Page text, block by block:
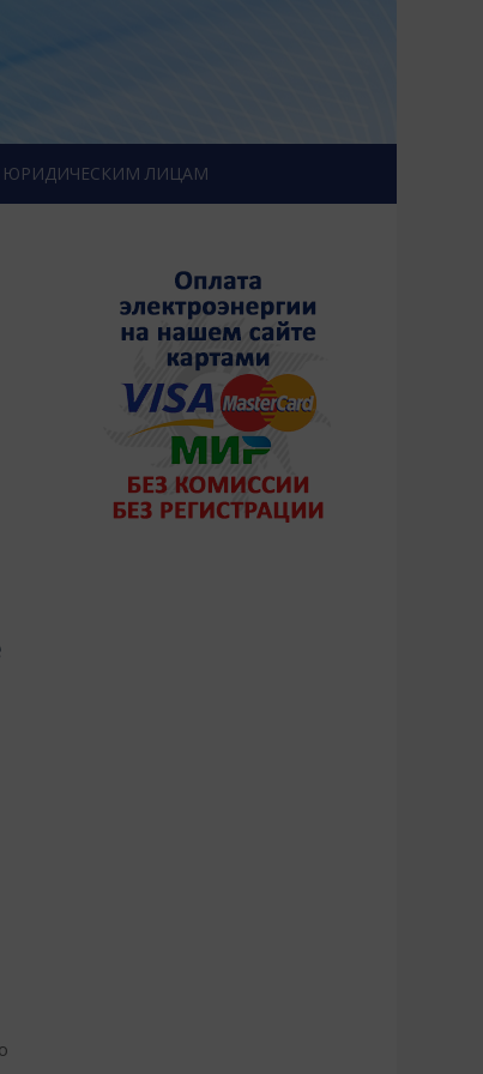
ЮРИДИЧЕСКИМ ЛИЦАМ